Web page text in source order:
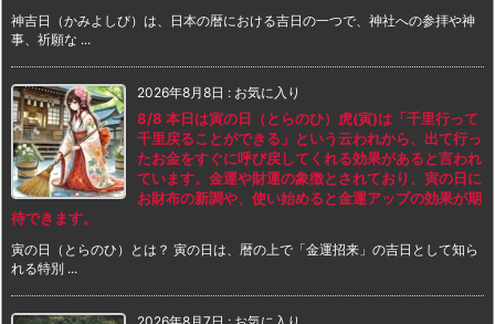
神吉日（かみよしび）は、日本の暦における吉日の一つで、神社への参拝や神
事、祈願な ...
2026年8月8日 : お気に入り
8/8 本日は寅の日（とらのひ）虎(寅)は「千里行って
千里戻ることができる」という云われから、出て行っ
たお金をすぐに呼び戻してくれる効果があると言われ
ています。金運や財運の象徴とされており、寅の日に
お財布の新調や、使い始めると金運アップの効果が期
待できます。
寅の日（とらのひ）とは？ 寅の日は、暦の上で「金運招来」の吉日として知ら
れる特別 ...